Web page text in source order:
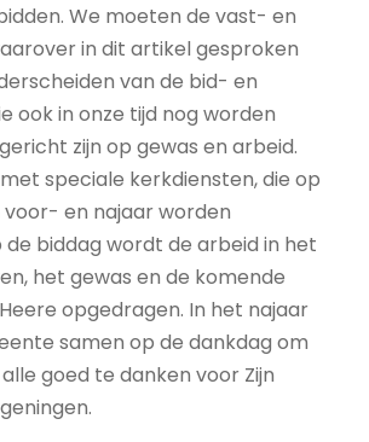
We moeten de vast- en
in dit artikel gesproken
van de bid- en
ook in onze tijd nog worden
zijn op gewas en arbeid.
speciale kerkdiensten, die op
en najaar worden
de biddag wordt de arbeid in het
het gewas en de komende
opgedragen. In het najaar
samen op de dankdag om
goed te danken voor Zijn